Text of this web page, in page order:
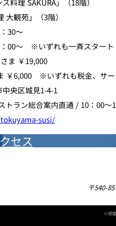
理 SAKURA」（18階）
苑」（3階）
30～
※いずれも一斉スタート
ま ￥19,000
※いずれも税金、サー
央区城見1-4-1
トラン総合案内直通 / 10：00～
susi/
セス
〒540-
※掲